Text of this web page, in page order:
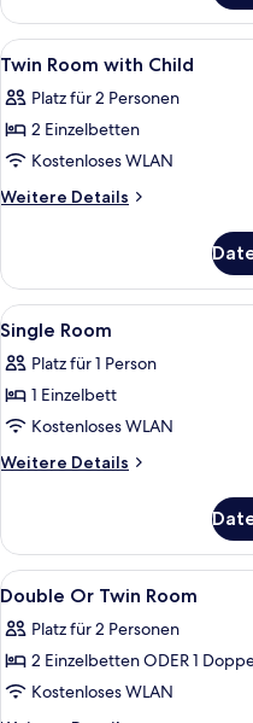
Zweibettzimmer
(extra
child
Alle
Fotos
für
Twin
Room
with
1
Twin Room with Child
Platz für 2 Personen
2 Einzelbetten
Kostenloses WLAN
Weitere Details
Weitere
Room
with
Child
Alle
Fotos
für
Single
Room
anzeigen
2
Single Room
Platz für 1 Person
1 Einzelbett
Kostenloses WLAN
Weitere Details
Weitere
Room
Alle
Fotos
für
Double
Or
3
Double Or Twin Room
Platz für 2 Personen
2 Einzelbetten ODER 1
Kostenloses WLAN